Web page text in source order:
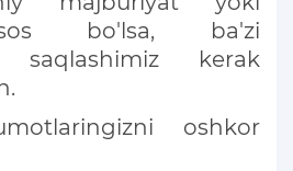
bo'lsa, ba'zi
saqlashimiz kerak
oshkor